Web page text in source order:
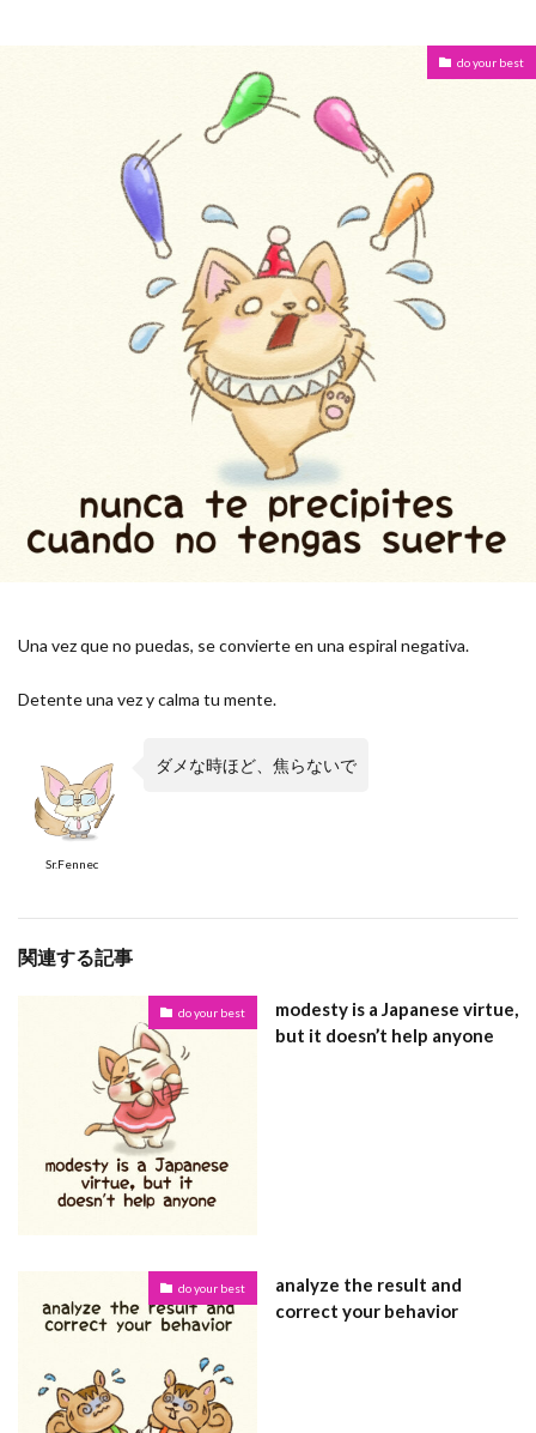
do your best
Una vez que no puedas, se convierte en una espiral negativa.
Detente una vez y calma tu mente.
Sr.Fennec
ダメな時ほど、焦らないで
関連する記事
do your best
modesty is a Japanese virtue,
but it doesn’t help anyone
do your best
analyze the result and
correct your behavior